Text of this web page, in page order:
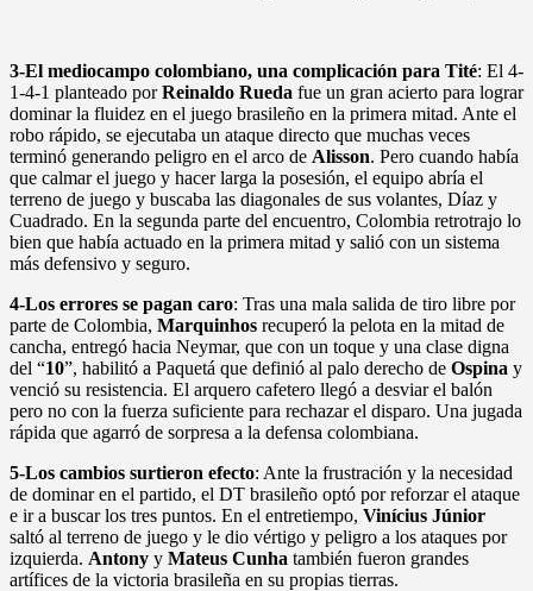
3-El mediocampo colombiano, una complicación para Tité: El 4-
1-4-1 planteado porReinaldo Rueda fue un gran acierto para lograr
dominar la fluidez en el juego brasileño en la primera mitad. Ante el
robo rápido, se ejecutaba un ataque directo que muchas veces
terminó generando peligro en el arco de Alisson. Pero cuando había
que calmar el juego y hacer larga la posesión, el equipo abría el
terreno de juego y buscaba las diagonales de sus volantes, Díaz y
Cuadrado. En la segunda parte del encuentro, Colombia retrotrajo lo
bien que había actuado en la primera mitad y salió con un sistema
más defensivo y seguro.
4-Los errores se pagan caro: Tras una mala salida de tiro libre por
parte de Colombia, Marquinhos recuperó la pelota en la mitad de
cancha, entregó hacia Neymar, que con un toque y una clase digna
del “10”, habilitó a Paquetá que definió al palo derecho de Ospina y
venció su resistencia. El arquero cafetero llegó a desviar el balón
pero no con la fuerza suficiente para rechazar el disparo. Una jugada
rápida que agarró de sorpresa a la defensa colombiana.
5-Los cambios surtieron efecto: Ante la frustración y la necesidad
de dominar en el partido, el DT brasileño optó por reforzar el ataque
e ir a buscar los tres puntos. En el entretiempo, Vinícius Júnior
saltó al terreno de juego y le dio vértigo y peligro a los ataques por
izquierda. Antony y Mateus Cunha también fueron grandes
artífices de la victoria brasileña en su propias tierras.